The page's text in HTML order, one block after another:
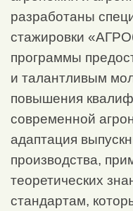
разработаны
стажировки
программы
и талантливым
повышения
современной
адаптация
производства,
теоретических
стандартам,